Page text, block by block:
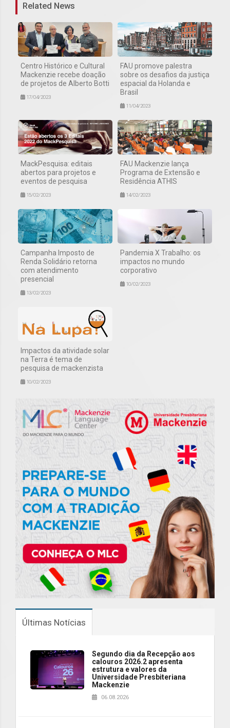
Related News
Centro Histórico e Cultural
Mackenzie recebe doação
de projetos de Alberto Botti
17/04/2023
FAU promove palestra
sobre os desafios da justiça
espacial da Holanda e
Brasil
11/04/2023
MackPesquisa: editais
abertos para projetos e
eventos de pesquisa
15/02/2023
FAU Mackenzie lança
Programa de Extensão e
Residência ATHIS
14/02/2023
Campanha Imposto de
Renda Solidário retorna
com atendimento
presencial
13/02/2023
Pandemia X Trabalho: os
impactos no mundo
corporativo
10/02/2023
Impactos da atividade solar
na Terra é tema de
pesquisa de mackenzista
10/02/2023
Últimas Notícias
Segundo dia da Recepção aos
calouros 2026.2 apresenta
estrutura e valores da
Universidade Presbiteriana
Mackenzie
06.08.2026